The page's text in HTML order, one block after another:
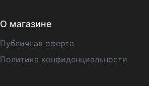
О магазине
Публичная оферта
Политика конфиденциальности